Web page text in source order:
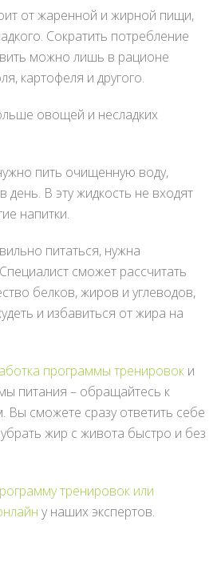
от жаренной и жирной пищи,
Сократить потребление
можно лишь в рационе
картофеля и другого.
овощей и несладких
пить очищенную воду,
день. В эту жидкость не входят
напитки.
питаться, нужна
сможет рассчитать
белков, жиров и углеводов,
и избавиться от жира на
программы тренировок и
питания – обращайтесь к
Вы сможете сразу ответить себе
жир с живота быстро и без
тренировок или
у наших экспертов.